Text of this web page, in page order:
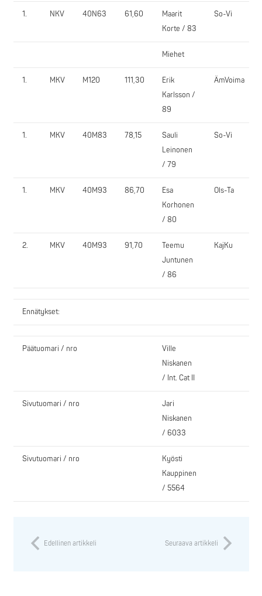
1. NKV 40N63 61,60
Maarit
Korte / 83
So-Vi
Miehet
1. MKV M120 111,30
Erik
Karlsson /
89
ÄmVoima
1. MKV 40M83 78,15
Sauli
Leinonen
/ 79
So-Vi
1. MKV 40M93 86,70
Esa
Korhonen
/ 80
Ols-Ta
2. MKV 40M93 91,70
Teemu
Juntunen
/ 86
KajKu
Ennätykset:
Päätuomari / nro
Ville
Niskanen
/ Int. Cat II
Sivutuomari / nro
Jari
Niskanen
/ 6033
Sivutuomari / nro
Kyösti
Kauppinen
/ 5564
Edellinen artikkeli Seuraava artikkeli